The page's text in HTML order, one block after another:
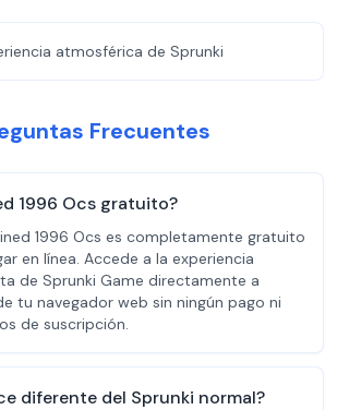
atmosférica de Sprunki
Frecuentes
1996 Ocs gratuito?
1996 Ocs es completamente gratuito
en línea. Accede a la experiencia
de Sprunki Game directamente a
tu navegador web sin ningún pago ni
de suscripción.
diferente del Sprunki normal?